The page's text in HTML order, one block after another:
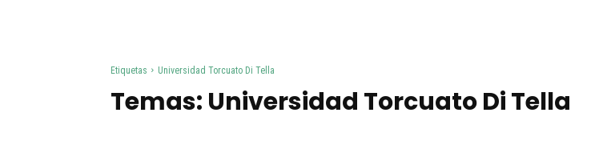
Etiquetas Universidad Torcuato Di Tella
Temas: Universidad Torcuato Di Tella